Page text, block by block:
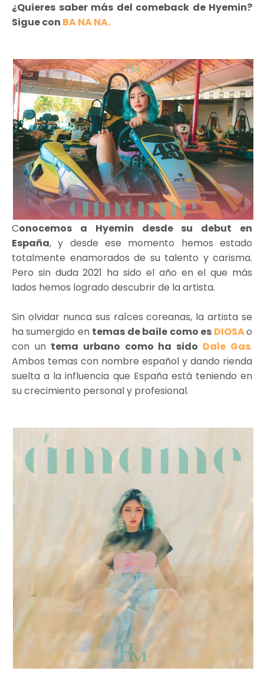
¿Quieres saber más del comeback de Hyemin?
Sigue con BA NA NA.
Conocemos a Hyemin desde su debut en
España, y desde ese momento hemos estado
totalmente enamorados de su talento y carisma.
Pero sin duda 2021 ha sido el año en el que más
lados hemos logrado descubrir de la artista.
Sin olvidar nunca sus raíces coreanas, la artista se
ha sumergido en temas de baile como es DIOSAo
con untema urbano como ha sido Dale Gas.
Ambos temas con nombre español y dando rienda
suelta a la influencia que España está teniendo en
su crecimiento personal y profesional.